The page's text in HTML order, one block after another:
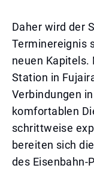
Daher wird der
Terminereignis
neuen
Station in
Verbindungen
komfortablen
schrittweise
bereiten sich
des Eisenbahn-